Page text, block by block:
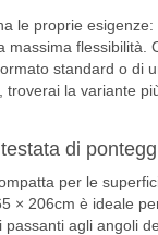
le proprie
massima flessibilità.
standard o di
troverai la variante
di
per le
× 206cm è ideale
passanti agli angoli